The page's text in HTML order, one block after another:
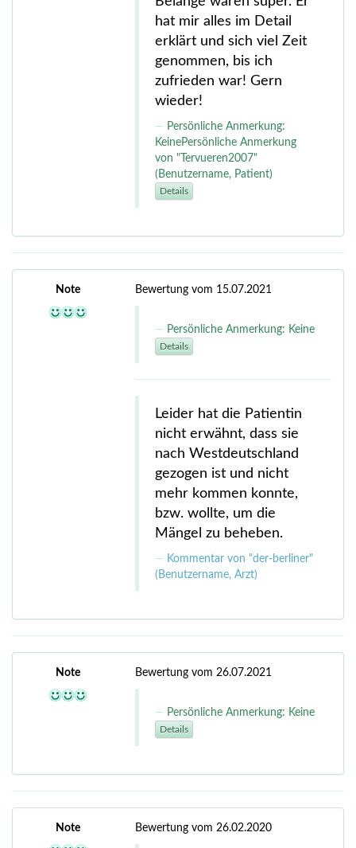
hat mir alles im Detail
erklärt und sich viel Zeit
genommen, bis ich
zufrieden war! Gern
wieder!
Persönliche Anmerkung:
KeinePersönliche Anmerkung
von "Tervueren2007"
(Benutzername, Patient)
Details
Note Bewertung vom 15.07.2021
Persönliche Anmerkung: Keine
Details
Leider hat die Patientin
nicht erwähnt, dass sie
nach Westdeutschland
gezogen ist und nicht
mehr kommen konnte,
bzw. wollte, um die
Mängel zu beheben.
Kommentar von "der-berliner"
(Benutzername, Arzt)
Note Bewertung vom 26.07.2021
Persönliche Anmerkung: Keine
Details
Note Bewertung vom 26.02.2020